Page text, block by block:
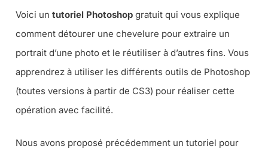
Voici un tutoriel Photoshop gratuit qui vous explique
comment détourer une chevelure pour extraire un
portrait d’une photo et le réutiliser à d’autres fins. Vous
apprendrez à utiliser les différents outils de Photoshop
(toutes versions à partir de CS3) pour réaliser cette
opération avec facilité.
Nous avons proposé précédemment un tutoriel pour